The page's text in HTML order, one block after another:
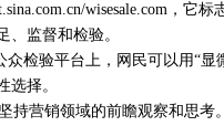
wisesale.com，它标
监督和检验。
检验平台上，网民可以用“显
选择。
营销领域的前瞻观察和思考